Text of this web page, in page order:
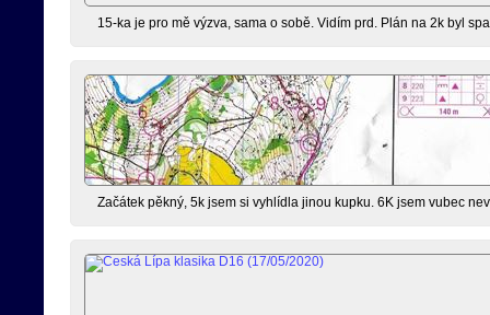
15-ka je pro mě výzva, sama o sobě. Vidím prd. Plán na 2k byl
Začátek pěkný, 5k jsem si vyhlídla jinou kupku. 6K jsem vubec